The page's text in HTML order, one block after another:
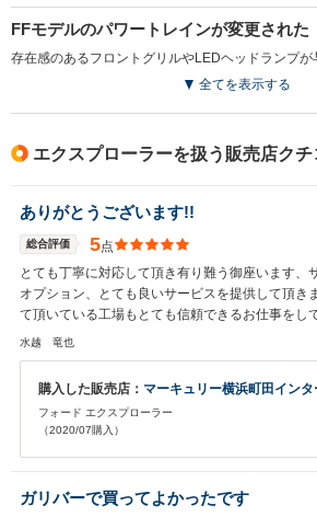
FFモデルのパワートレインが変更された
全てを表示する
エクスプローラーを扱う販売店クチ
ありがとうございます!!
総合評価 5点
とても丁寧に対応して頂き有り難う御座います、
オプション、とても良いサービスを提供して頂き
て頂いている工場もとても信頼できるお仕事をし
長く大事に乗り続けていきたいと思います。 今後
水越 竜也
購入した販売店： マーキュリー横浜町田インタ
フォード エクスプローラー
（2020/07購入）
ガリバーで買ってよかったです